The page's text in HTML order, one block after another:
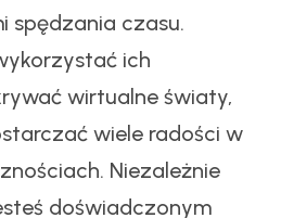
spędzania czasu.
ich
wirtualne światy,
wiele radości w
Niezależnie
doświadczonym